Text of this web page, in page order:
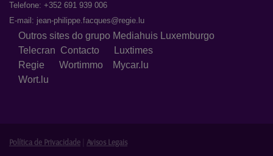
Telefone: +352 691 939 006
E-mail: jean-philippe.facques@regie.lu
Outros sites do grupo Mediahuis Luxemburgo
Telecran Contacto
Luxtimes
Regie Wortimmo
Mycar.lu
Wort.lu
Política de Privacidade Avisos Legais